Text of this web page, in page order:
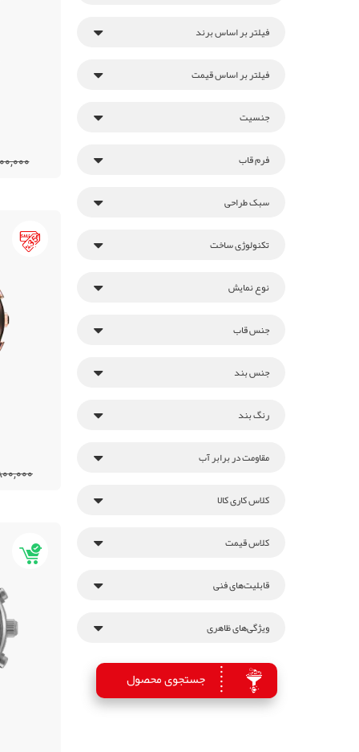
فیلتر بر اساس برند
فیلتر بر اساس قیمت
جنسیت
فرم قاب
سبک طراحی
تکنولوژی ساخت
نوع نمایش
جنس قاب
جنس بند
رنگ بند
مقاومت در برابر آب
کلاس کاری کالا
کلاس قیمت
قابلیت‌های فنی
ویژگی‌های ظاهری
جستجوی محصول